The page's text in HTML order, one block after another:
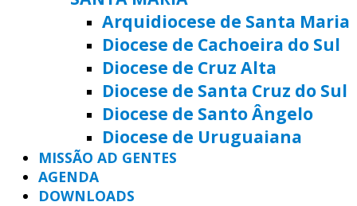
Arquidiocese de Santa Maria
Diocese de Cachoeira do Sul
Diocese de Cruz Alta
Diocese de Santa Cruz do Sul
Diocese de Santo Ângelo
Diocese de Uruguaiana
MISSÃO AD GENTES
AGENDA
DOWNLOADS